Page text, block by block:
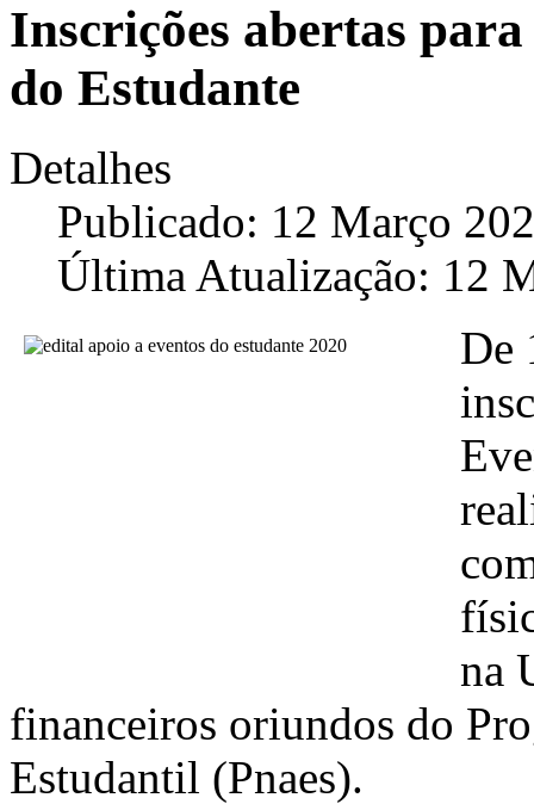
Inscrições abertas
do Estudante
Detalhes
Publicado: 12 Março
Última Atualização: 12
De
na
financeiros oriundos do
Estudantil (Pnaes).